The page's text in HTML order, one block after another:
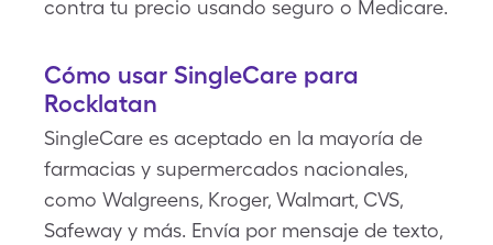
contra tu precio usando seguro o Medicare.
Cómo usar SingleCare para
Rocklatan
SingleCare es aceptado en la mayoría de
farmacias y supermercados nacionales,
como Walgreens, Kroger, Walmart, CVS,
Safeway y más. Envía por mensaje de texto,